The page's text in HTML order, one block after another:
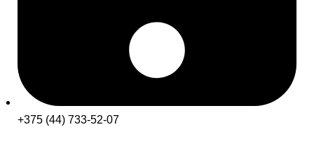
+375 (44) 733-52-07